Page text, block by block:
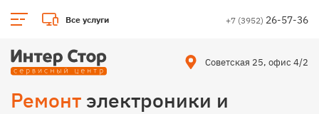
Все услуги +7 (3952) 26-57-36
Советская 25, офис 4/2
Ремонт электроники и